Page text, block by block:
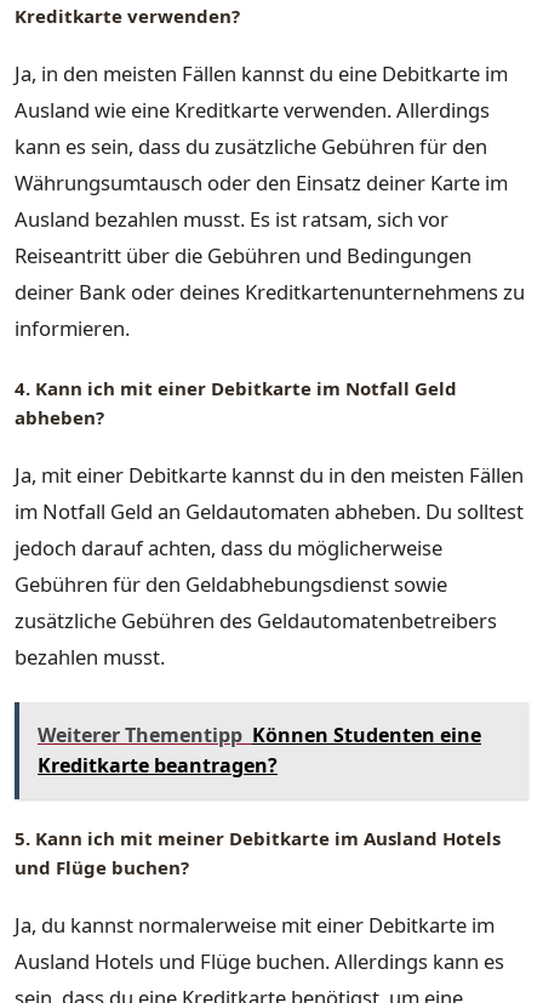
Kreditkarte verwenden?
Ja, in den meisten Fällen kannst du eine Debitkarte im
Ausland wie eine Kreditkarte verwenden. Allerdings
kann es sein, dass du zusätzliche Gebühren für den
Währungsumtausch oder den Einsatz deiner Karte im
Ausland bezahlen musst. Es ist ratsam, sich vor
Reiseantritt über die Gebühren und Bedingungen
deiner Bank oder deines Kreditkartenunternehmens zu
informieren.
4. Kann ich mit einer Debitkarte im Notfall Geld
abheben?
Ja, mit einer Debitkarte kannst du in den meisten Fällen
im Notfall Geld an Geldautomaten abheben. Du solltest
jedoch darauf achten, dass du möglicherweise
Gebühren für den Geldabhebungsdienst sowie
zusätzliche Gebühren des Geldautomatenbetreibers
bezahlen musst.
Weiterer Thementipp Können Studenten eine
Kreditkarte beantragen?
5. Kann ich mit meiner Debitkarte im Ausland Hotels
und Flüge buchen?
Ja, du kannst normalerweise mit einer Debitkarte im
Ausland Hotels und Flüge buchen. Allerdings kann es